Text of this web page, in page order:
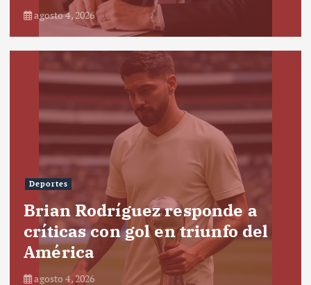
agosto 4, 2026
Deportes
Brian Rodríguez responde a
críticas con gol en triunfo del
América
agosto 4, 2026